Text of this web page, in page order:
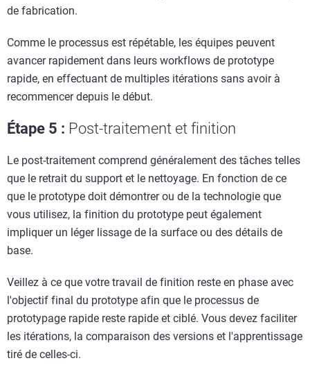
de fabrication.
Comme le processus est répétable, les équipes peuvent
avancer rapidement dans leurs workflows de prototype
rapide, en effectuant de multiples itérations sans avoir à
recommencer depuis le début.
Étape 5 : Post-traitement et finition
Le post-traitement comprend généralement des tâches telles
que le retrait du support et le nettoyage. En fonction de ce
que le prototype doit démontrer ou de la technologie que
vous utilisez, la finition du prototype peut également
impliquer un léger lissage de la surface ou des détails de
base.
Veillez à ce que votre travail de finition reste en phase avec
l'objectif final du prototype afin que le processus de
prototypage rapide reste rapide et ciblé. Vous devez faciliter
les itérations, la comparaison des versions et l'apprentissage
tiré de celles-ci.